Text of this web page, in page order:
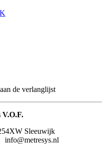
de verlanglijst
V.O.F.
Sleeuwijk